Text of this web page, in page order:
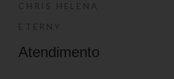
CHRIS HELENA
ETERNY
Atendimento